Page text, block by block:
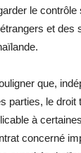
le contrôle
et des
que,
parties, le droit
à
concerné